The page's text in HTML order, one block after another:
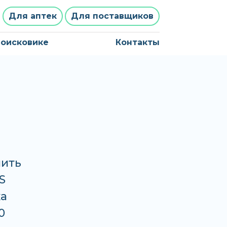
Для аптек Для поставщиков
Контакты